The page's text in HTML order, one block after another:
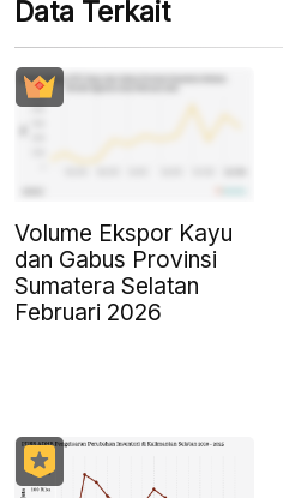
Data Terkait
Volume Ekspor Kayu
dan Gabus Provinsi
Sumatera Selatan
Februari 2026